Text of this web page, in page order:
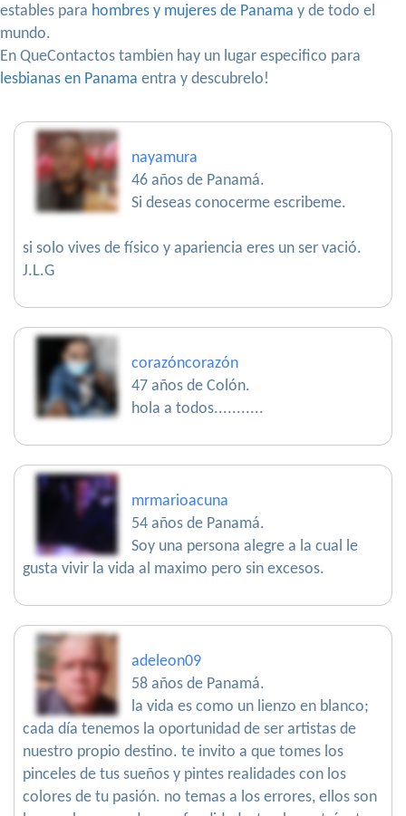
estables para hombres y mujeres de Panama y de todo el
mundo.
En QueContactos tambien hay un lugar especifico para
lesbianas en Panama entra y descubrelo!
nayamura
46 años de Panamá.
Si deseas conocerme escribeme.
si solo vives de físico y apariencia eres un ser vació.
J.L.G
corazóncorazón
47 años de Colón.
hola a todos...........
mrmarioacuna
54 años de Panamá.
Soy una persona alegre a la cual le
gusta vivir la vida al maximo pero sin excesos.
adeleon09
58 años de Panamá.
la vida es como un lienzo en blanco;
cada día tenemos la oportunidad de ser artistas de
nuestro propio destino. te invito a que tomes los
pinceles de tus sueños y pintes realidades con los
colores de tu pasión. no temas a los errores, ellos son